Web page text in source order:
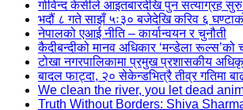
गोविन्द केसीले आइतबारदेखि पुन सत्याग्रह सुरु
भदौं ८ गते साझँ ५ः३० बजेदेखि करिव ६
नेपालको एआई नीति – कार्यान्वयन र चुनौती
कैदीबन्दीको मानव अधिकार ‘मन्डेला रूल्स’को
टोखा नगरपालिकामा प्रमुख प्रशासकीय
बादल फाट्दा, २० सेकेन्डभित्रै तीव्र गतिमा
We clean the river, you let dead
Truth Without Borders: Shiva